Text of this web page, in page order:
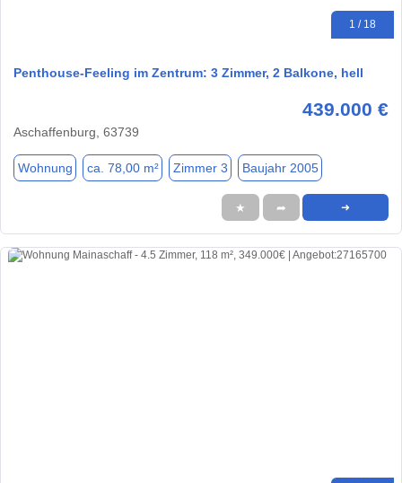
1 / 18
Penthouse-Feeling im Zentrum: 3 Zimmer, 2 Balkone, hell
439.000 €
Aschaffenburg, 63739
Wohnung ca. 78,00 m² Zimmer 3 Baujahr 2005
★ ➦ ➜